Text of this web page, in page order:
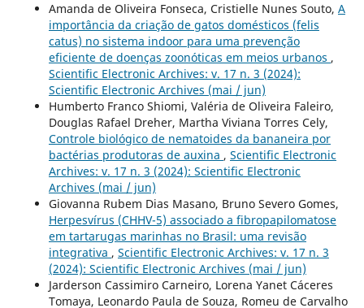
Amanda de Oliveira Fonseca, Cristielle Nunes Souto, A
importância da criação de gatos domésticos (felis
catus) no sistema indoor para uma prevenção
eficiente de doenças zoonóticas em meios urbanos ,
Scientific Electronic Archives: v. 17 n. 3 (2024):
Scientific Electronic Archives (mai / jun)
Humberto Franco Shiomi, Valéria de Oliveira Faleiro,
Douglas Rafael Dreher, Martha Viviana Torres Cely,
Controle biológico de nematoides da bananeira por
bactérias produtoras de auxina , Scientific Electronic
Archives: v. 17 n. 3 (2024): Scientific Electronic
Archives (mai / jun)
Giovanna Rubem Dias Masano, Bruno Severo Gomes,
Herpesvírus (CHHV-5) associado a fibropapilomatose
em tartarugas marinhas no Brasil: uma revisão
integrativa , Scientific Electronic Archives: v. 17 n. 3
(2024): Scientific Electronic Archives (mai / jun)
Jarderson Cassimiro Carneiro, Lorena Yanet Cáceres
Tomaya, Leonardo Paula de Souza, Romeu de Carvalho